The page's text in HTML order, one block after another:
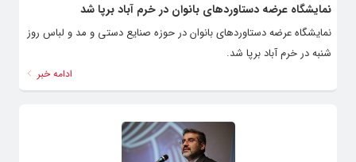
نمایشگاه عرضه دستاوردهای بانوان در خرم آباد برپا شد
نمایشگاه عرضه دستاوردهای بانوان در حوزه صنایع دستی و مد و لباس روز
شنبه در خرم آباد برپا شد.
ادامه خبر